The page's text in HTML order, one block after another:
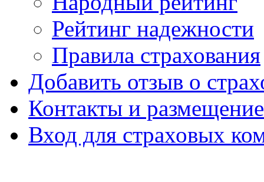
Рейтинг надежности
Правила страхования
Добавить отзыв о
Контакты и
Вход для страховых